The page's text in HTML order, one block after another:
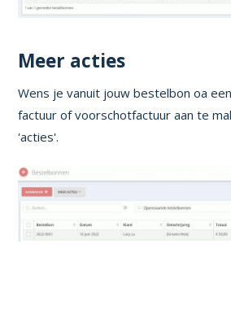
Meer acties
Wens je vanuit jouw bestelbon oa
factuur of voorschotfactuur aan te
'acties'.